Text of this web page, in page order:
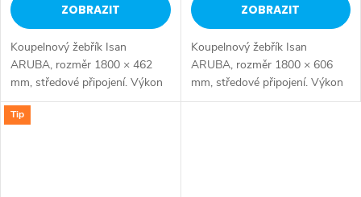
ZOBRAZIT
Koupelnový žebřík Isan
ARUBA, rozměr 1800 × 462
mm, středové připojení. Výkon
855 W.
ZOBRAZIT
Koupelnový žebřík Isan
ARUBA, rozměr 1800 × 606
mm, středové připojení. Výkon
1064 W.
Tip